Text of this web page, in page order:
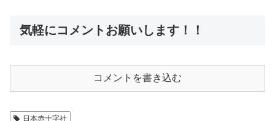
気軽にコメントお願いします！！
コメントを書き込む
日本赤十字社